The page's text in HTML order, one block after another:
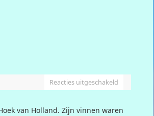
Reacties uitgeschakeld
van Holland. Zijn vinnen waren